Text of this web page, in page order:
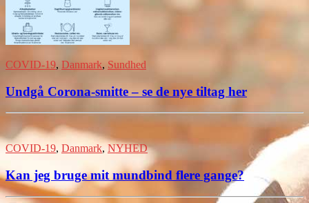
COVID-19, Danmark, Sundhed
Undgå Corona-smitte – se de nye tiltag her
COVID-19, Danmark, NYHED
Kan jeg bruge mit mundbind flere gange?